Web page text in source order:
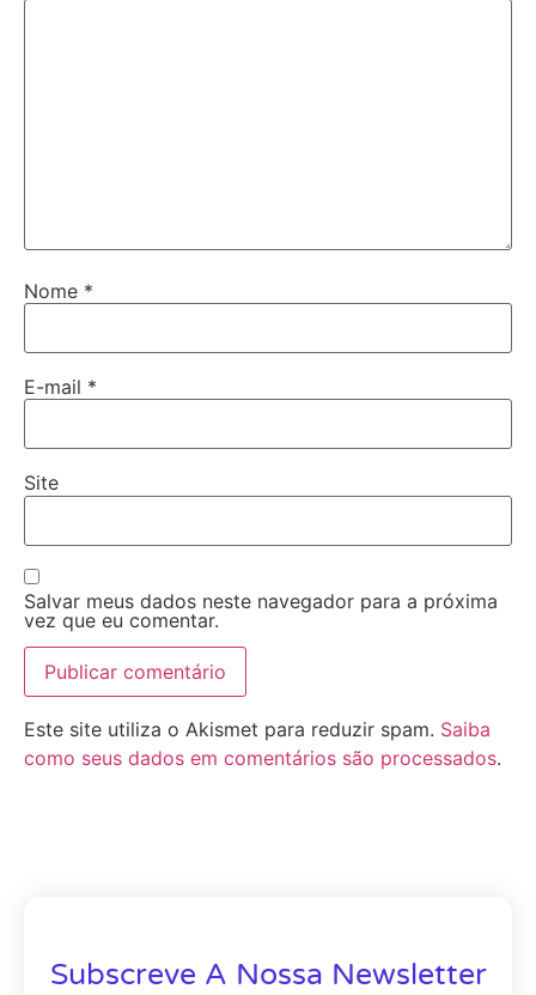
Nome *
E-mail *
Site
Salvar meus dados neste navegador para a próxima
vez que eu comentar.
Este site utiliza o Akismet para reduzir spam. Saiba
como seus dados em comentários são processados.
Subscreve A Nossa Newsletter